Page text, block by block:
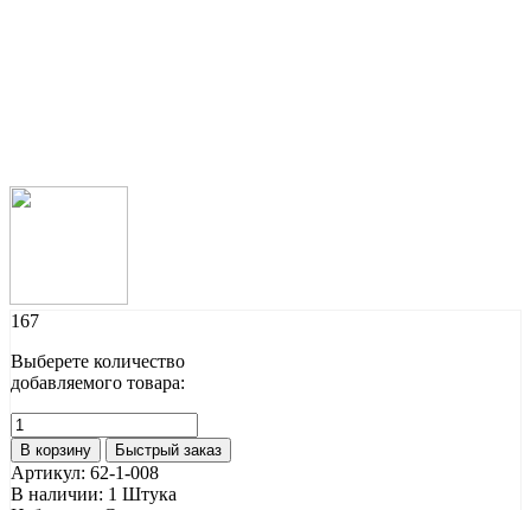
167
Выберете количество
добавляемого товара:
В корзину Быстрый заказ
Артикул: 62-1-008
В наличии: 1 Штука